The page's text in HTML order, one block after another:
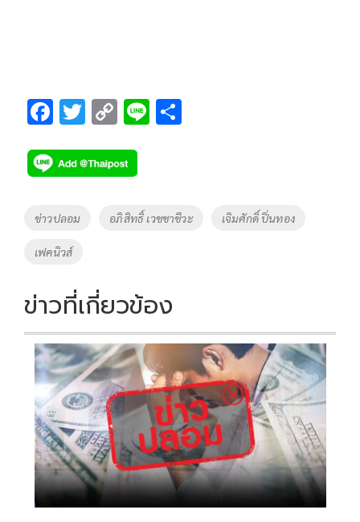
F
e
b
o
o
k
T
tt
er
C
p
y
Li
Li
Tags
ข่าวปลอม อภิสิทธิ์ เวชชาชีวะ เจิมศักดิ์ ปิ่นทอง
เฟคนิวส์
ข่าวที่เกี่ยวข้อง